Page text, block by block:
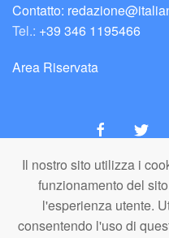
Il nostro sito utilizza i
funzionamento del
l'esperienza utente.
consentendo l'uso di
Contatto:
Tel.: +39 346 1195466
Area Riservata
italiaNATURISTA
Editore e Redazione
A.N.ITA. Associazione
C.F. 80203710159